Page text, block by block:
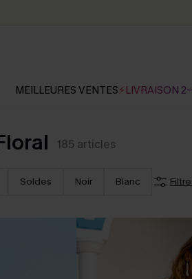
MEILLEURES VENTES⚡LIVRAISON
185 articles
Soldes Noir Blanc